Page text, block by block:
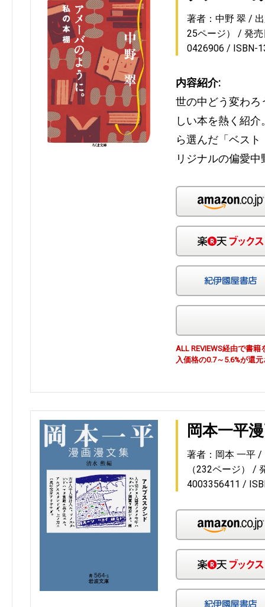
著者：中野 翠
25ページ）
発
0426906
ISBN-
内容紹介:
世の中どう変わろ
しい本を熱く紹
ら選んだ「ベス
リジナルの偏愛中
ALL REVIEWS経由で書
入価格の0.7～5.6%が還
岡本一平
著者：岡本 一平
（232ページ）
4003356411